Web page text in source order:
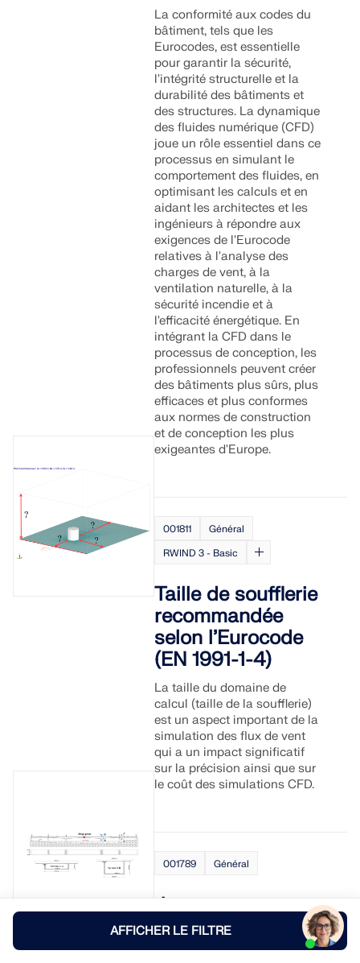
AFFICHER LE FILTRE
La conformité aux codes du
bâtiment, tels que les
Eurocodes, est essentielle
pour garantir la sécurité,
l'intégrité structurelle et la
durabilité des bâtiments et
des structures. La dynamique
des fluides numérique (CFD)
joue un rôle essentiel dans ce
processus en simulant le
comportement des fluides, en
optimisant les calculs et en
aidant les architectes et les
ingénieurs à répondre aux
exigences de l'Eurocode
relatives à l'analyse des
charges de vent, à la
ventilation naturelle, à la
sécurité incendie et à
l'efficacité énergétique. En
intégrant la CFD dans le
processus de conception, les
professionnels peuvent créer
des bâtiments plus sûrs, plus
efficaces et plus conformes
aux normes de construction
et de conception les plus
exigeantes d'Europe.
001811
Général
RWIND 3 - Basic
Taille de soufflerie
recommandée
selon l’Eurocode
(EN 1991-1-4)
La taille du domaine de
calcul (taille de la soufflerie)
est un aspect important de la
simulation des flux de vent
qui a un impact significatif
sur la précision ainsi que sur
le coût des simulations CFD.
001789 Général
Jumeau
numérique du
pont de Kalix –